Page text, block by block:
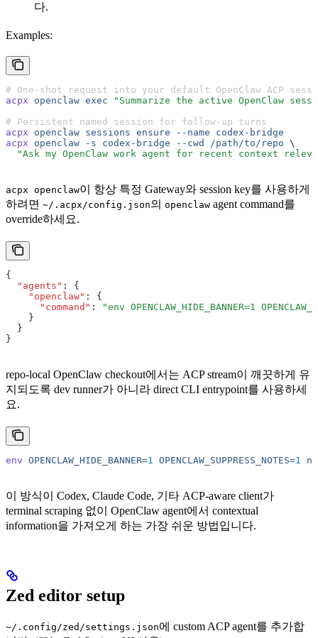
다.
Examples:
# One-shot request into your default OpenClaw ACP
acpx openclaw exec "Summarize the active OpenClaw
# Persistent named session for follow-up turns
acpx openclaw sessions ensure --name codex-bridge
acpx openclaw -s codex-bridge --cwd /path/to/repo \
"Ask my OpenClaw work agent for recent context
acpx openclaw이 항상 특정 Gateway와 session key를 사용하게
하려면 ~/.acpx/config.json의 openclaw agent command를
override하세요.
{
  "agents"
:
{
    "openclaw"
:
{
      "command"
:
"env OPENCLAW_HIDE_BANNER=1
    }
  }
}
repo-local OpenClaw checkout에서는 ACP stream이 깨끗하게 유
지되도록 dev runner가 아니라 direct CLI entrypoint를 사용하세
요.
env OPENCLAW_HIDE_BANNER=1 OPENCLAW_SUPPRESS_NOTES=1
이 방식이 Codex, Claude Code, 기타 ACP-aware client가
terminal scraping 없이 OpenClaw agent에서 contextual
information을 가져오게 하는 가장 쉬운 방법입니다.
Zed editor setup
~/.config/zed/settings.json에 custom ACP agent를 추가합